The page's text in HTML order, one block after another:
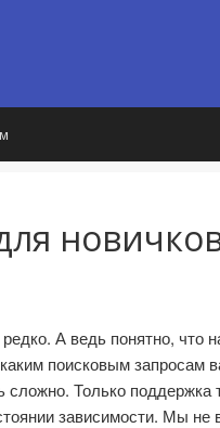
А ведь понятно,
поисковым
Только
зависимости. Мы